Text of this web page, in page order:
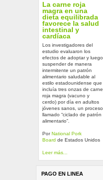
La carne roja
magra en una
dieta equilibrada
favorece la salud
intestinal y
cardíaca
Los investigadores del
estudio evaluaron los
efectos de adoptar y luego
suspender de manera
intermitente un patrón
alimentario saludable al
estilo estadounidense que
incluía tres onzas de carne
roja magra (vacuno y
cerdo) por día en adultos
jóvenes sanos, un proceso
llamado “ciclado de patrón
alimentario”.
PorNational Pork
Board de Estados Unidos
Leer más...
PAGO EN LINEA